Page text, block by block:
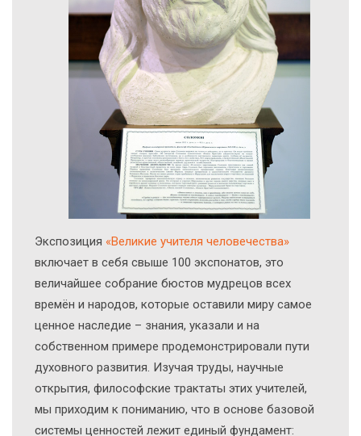
Экcпозиция «Великие учителя человечества»
включает в себя свыше 100 экспонатов, это
величайшее собрание бюстов мудрецов всех
времён и народов, которые оставили миру самое
ценное наследие – знания, указали и на
собственном примере продемонстрировали пути
духовного развития. Изучая труды, научные
открытия, философские трактаты этих учителей,
мы приходим к пониманию, что в основе базовой
системы ценностей лежит единый фундамент: